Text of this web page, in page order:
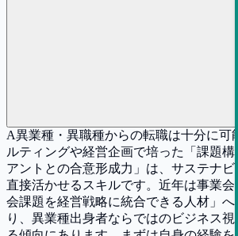
A異業種・異職種からの転職は十分に可
ルティングや経営企画で培った「課題
アントとの合意形成力」は、サステナ
直接活かせるスキルです。近年は事業
会課題を経営戦略に統合できる人材」
り、異業種出身者ならではのビジネス